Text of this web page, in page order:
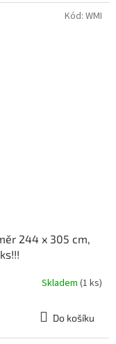
244 x 305 cm,
Skladem (1 ks)
Do košíku
Kód: WMI